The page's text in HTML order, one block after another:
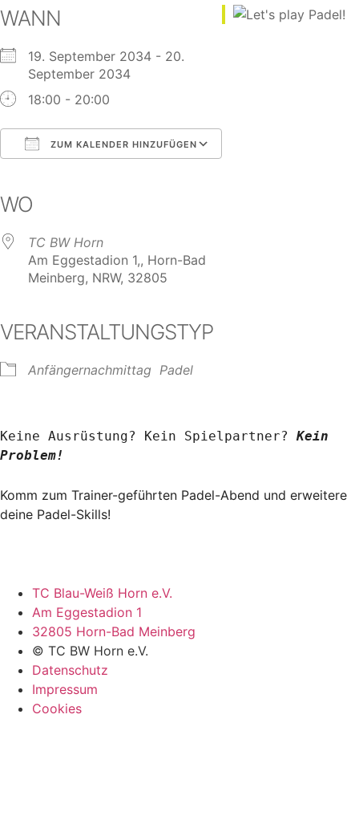
WANN
19. September 2034 - 20.
September 2034
18:00 - 20:00
ZUM KALENDER HINZUFÜGEN
WO
TC BW Horn
Am Eggestadion 1,, Horn-Bad
Meinberg, NRW, 32805
VERANSTALTUNGSTYP
Anfängernachmittag Padel
Keine Ausrüstung? Kein Spielpartner? Kein
Problem!
Komm zum Trainer-geführten Padel-Abend und erweitere
deine Padel-Skills!
TC Blau-Weiß Horn e.V.
Am Eggestadion 1
32805 Horn-Bad Meinberg
© TC BW Horn e.V.
Datenschutz
Impressum
Cookies